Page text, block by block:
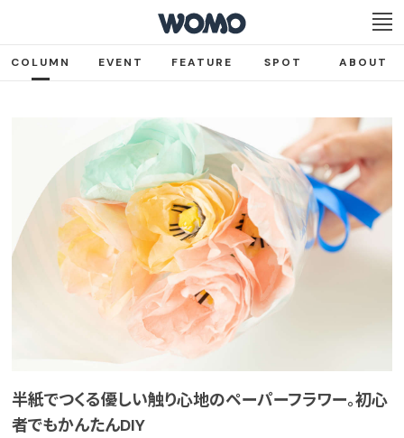
COLUMN EVENT FEATURE SPOT ABOUT
半紙でつくる優しい触り心地のペーパーフラワー。初心
者でもかんたんDIY